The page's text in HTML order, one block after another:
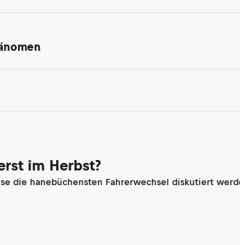
im Herbst?
die hanebüchensten Fahrerwechsel diskutiert